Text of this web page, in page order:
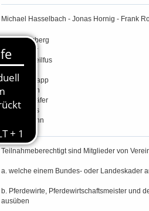
Michael Hasselbach - Jonas Hornig - Frank
Knut Danzberg
Dirk Feuser
Joachim Geilfus
Hartwig Knapp
Sonja Pilton
Nicole Schäfer
Sonja Theis
Tina Viebahn
Teilnahmeberechtigt sind Mitglieder von
a. welche einem Bundes- oder Landeskader
b. Pferdewirte, Pferdewirtschaftsmeister und
ausüben